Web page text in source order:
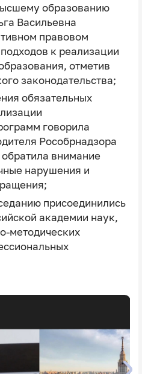
образованию
Васильевна
правовом
к реализации
отметив
законодательства;
обязательных
говорила
Рособрнадзора
внимание
нарушения и
присоединились
академии наук,
методических